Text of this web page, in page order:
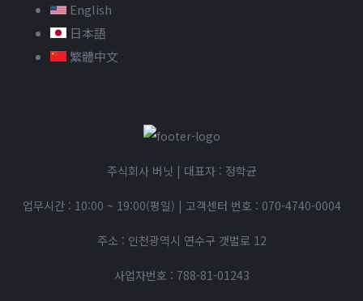
English
日本語
繁體中文
주식회사 버닛 | 대표자 : 정학균
업무시간 : 10:00 ~ 19:00(평일) | 고객센터 번호 : 070-4740-0004
주소 : 인천광역시 연수구 갯벌로 12
사업자번호 : 788-81-01243